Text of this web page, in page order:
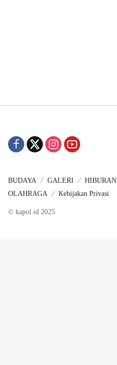
BUDAYA GALERI HIBURAN
OLAHRAGA
Kebijakan Privasi
© kapol.id 2025